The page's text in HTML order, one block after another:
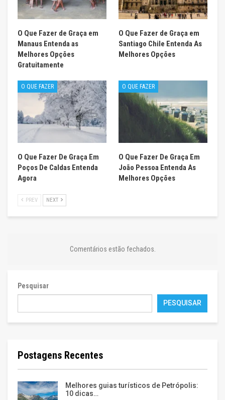
O Que Fazer de Graça em
Manaus Entenda as
Melhores Opções
Gratuitamente
O Que Fazer de Graça em
Santiago Chile Entenda As
Melhores Opções
O QUE FAZER
O Que Fazer De Graça Em
Poços De Caldas Entenda
Agora
O QUE FAZER
O Que Fazer De Graça Em
João Pessoa Entenda As
Melhores Opções
PREV NEXT
Comentários estão fechados.
Pesquisar
PESQUISAR
Postagens Recentes
Melhores guias turísticos de Petrópolis:
10 dicas…